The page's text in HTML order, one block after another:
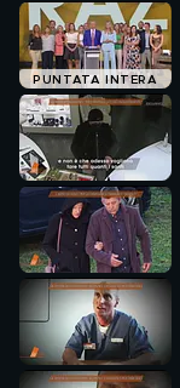
PUNTATA INTERA